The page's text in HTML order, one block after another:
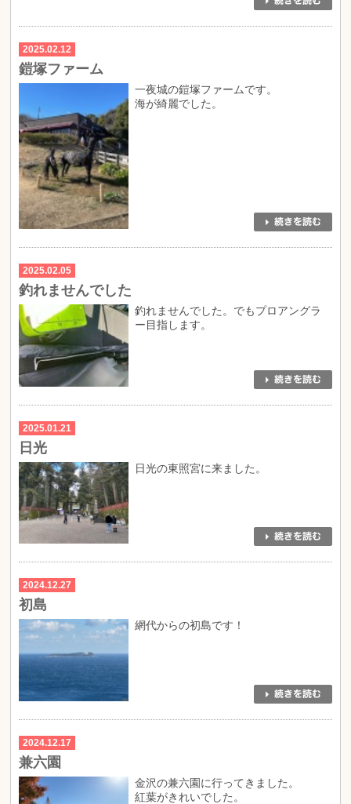
2025.02.12
鎧塚ファーム
一夜城の鎧塚ファームです。
海が綺麗でした。
2025.02.05
釣れませんでした
釣れませんでした。でもプロアングラ
ー目指します。
2025.01.21
日光
日光の東照宮に来ました。
2024.12.27
初島
網代からの初島です！
2024.12.17
兼六園
金沢の兼六園に行ってきました。
紅葉がきれいでした。